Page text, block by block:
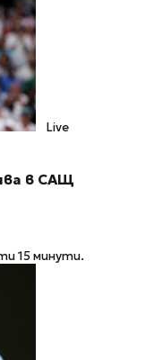
Live
в САЩ
15 минути.